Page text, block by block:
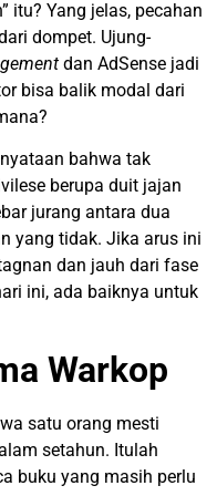
itu? Yang jelas, pecahan
dompet. Ujung-
dan AdSense jadi
bisa balik modal dari
bahwa tak
berupa duit jajan
jurang antara dua
yang tidak. Jika arus ini
dan jauh dari fase
ini, ada baiknya untuk
Warkop
satu orang mesti
setahun. Itulah
buku yang masih perlu